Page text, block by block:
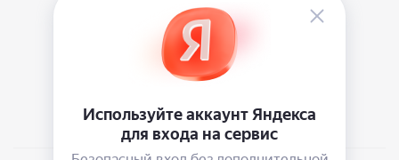
Наши контакты
info@vinylmarkt.ru